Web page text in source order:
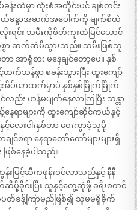
န်းထဲမှာ ထုံးစံအတိုင်းပင် ချစ်တင်း
ယ်ခန္ဓာအဆက်အပေါက်ကို မျက်စိထဲ
းရင်း သမီးကိုစိတ်ကူးထဲမြင်ယောင်
ာ ဆက်ဆံမိသွားသည်။ သမီးဖြစ်သူ
အာရုံစား မနေချင်တော့ပေ။ နှစ်
က်သန်စွာ စခန်းသွားပြီး ထူးကျော်
အိပ်ယာထက်မှာပဲ နှစ်နှစ်ခြိုက်ခြိုက်
ည်း ဟန်မပျက်နေလာကြပြီး သန္တာ
ရာများကို ထူးကျော်ဆိုင်ကယ်နှင့်
လေးငါးနှစ်တာ ဝေးကွာခဲ့သူမို့
ာ နေရာတော်တော်များများရှိ
ဖြစ်နေခဲ့ပါသည်။
န်းမြင့်ဆီကဖုန်းဝင်လာသည်နှင့် နီနီ
ပို့ခိုင်းပြီး သူနှင့်တွေ့ဆုံဖို့ ခရီးစတင်
တ်ခန့်ကြာမည်ဖြစ်၍ သူမမရှိခိုက်